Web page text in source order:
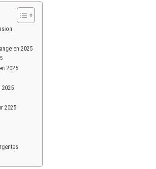
en 2025
2025
2025
2025